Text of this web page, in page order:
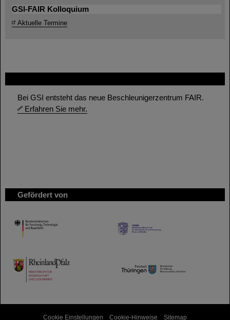
Bei GSI entsteht das neue Beschleunigerzentrum FAIR.
Erfahren Sie mehr.
Gefördert von
HMWK
TMWWDG
GSI-FAIR Kolloquium
Aktuelle Termine
Cookie Einstellungen Cookie-Hinweise Sitemap